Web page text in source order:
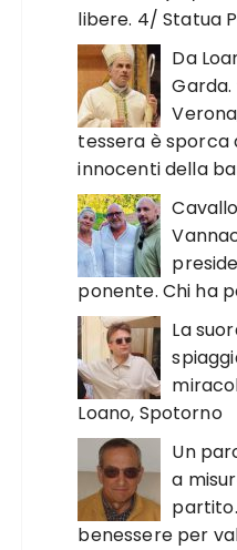
libere. 4/ Statua
Da
Garda.
tessera è sporca
innocenti della
ponente. Chi ha
La
Loano, Spotorno
Un
a
benessere per